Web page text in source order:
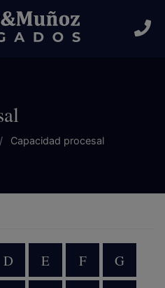
Capacidad procesal
D E F G